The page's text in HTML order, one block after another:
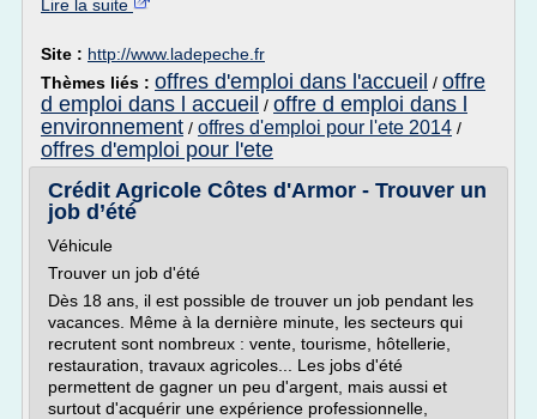
Lire la suite
Site : http://www.ladepeche.fr
Thèmes liés : offres d'emploi dans l'accueil / offre
d emploi dans l accueil / offre d emploi dans l
environnement / offres d'emploi pour l'ete 2014 /
offres d'emploi pour l'ete
Crédit Agricole Côtes d'Armor - Trouver un
job d’été
Véhicule
Trouver un job d'été
Dès 18 ans, il est possible de trouver un job pendant les
vacances. Même à la dernière minute, les secteurs qui
recrutent sont nombreux : vente, tourisme, hôtellerie,
restauration, travaux agricoles... Les jobs d'été
permettent de gagner un peu d'argent, mais aussi et
surtout d'acquérir une expérience professionnelle,